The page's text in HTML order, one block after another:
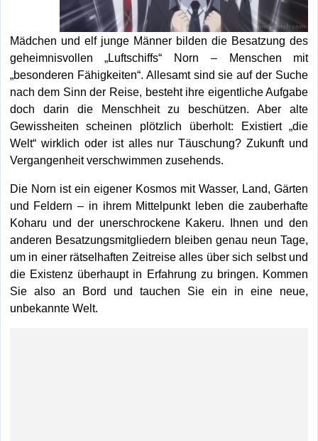
Mädchen und elf junge Männer bilden die Besatzung des
geheimnisvollen „Luftschiffs“ Norn – Menschen mit
„besonderen Fähigkeiten“. Allesamt sind sie auf der Suche
nach dem Sinn der Reise, besteht ihre eigentliche Aufgabe
doch darin die Menschheit zu beschützen. Aber alte
Gewissheiten scheinen plötzlich überholt: Existiert „die
Welt“ wirklich oder ist alles nur Täuschung? Zukunft und
Vergangenheit verschwimmen zusehends.
Die Norn ist ein eigener Kosmos mit Wasser, Land, Gärten
und Feldern – in ihrem Mittelpunkt leben die zauberhafte
Koharu und der unerschrockene Kakeru. Ihnen und den
anderen Besatzungsmitgliedern bleiben genau neun Tage,
um in einer rätselhaften Zeitreise alles über sich selbst und
die Existenz überhaupt in Erfahrung zu bringen. Kommen
Sie also an Bord und tauchen Sie ein in eine neue,
unbekannte Welt.